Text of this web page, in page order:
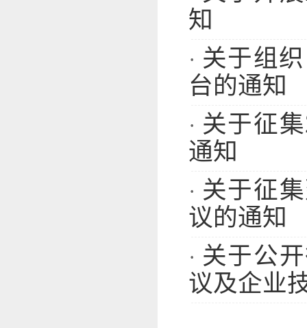
知
· 关于组
台的通知
· 关于征
通知
· 关于征
议的通知
· 关于公
议及企业